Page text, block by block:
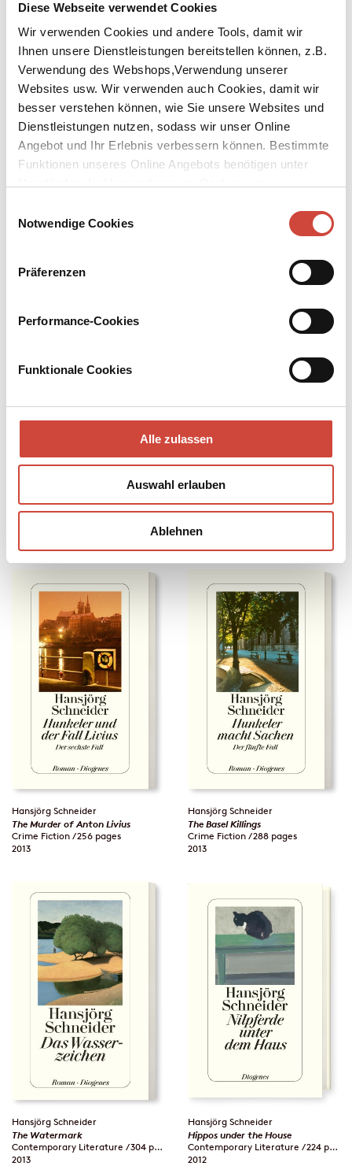
Diese Webseite verwendet Cookies
Wir verwenden Cookies und andere Tools, damit wir
Ihnen unsere Dienstleistungen bereitstellen können, z.B.
Verwendung des Webshops,Verwendung unserer
Websites usw. Wir verwenden auch Cookies, damit wir
besser verstehen können, wie Sie unsere Websites und
Dienstleistungen nutzen, sodass wir unser Online
Angebot und Ihr Erlebnis verbessern können. Bestimmte
Funktionen unseres Online Angebots benötigen unter
Notwendige Cookies
Präferenzen
Performance-Cookies
Funktionale Cookies
Alle zulassen
Auswahl erlauben
Ablehnen
Hansjörg Schneider
2018
Hansjörg Schneider
Contemporary Literature / 304 pages
Hansjörg Schneider
Hunkeler's Secret Hunkeler and the ›Golden Hand‹
2013
Hansjörg Schneider
The Murder of Anton Livius
Crime Fiction / 256 pages
2013
Hansjörg Schneider
The Basel Killings
Crime Fiction / 288 pages
2013
Hansjörg Schneider
The Watermark
Contemporary Literature / 304 pages
2013
Hansjörg Schneider
Hippos under the House
Contemporary Literature / 224 pages
2012